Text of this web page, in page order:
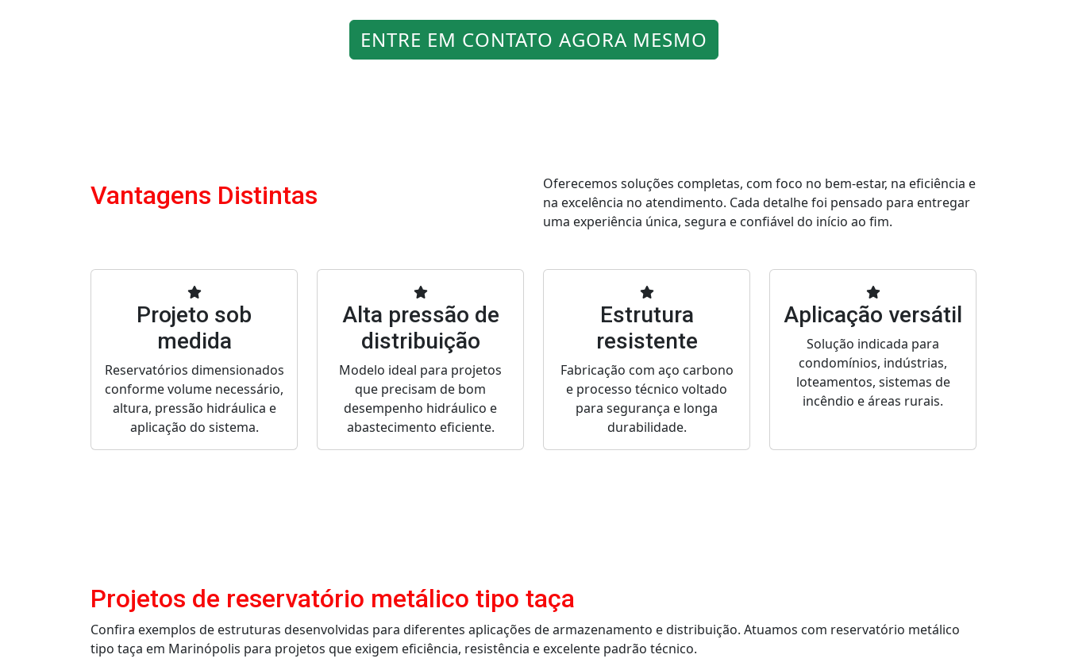
ENTRE EM CONTATO AGORA MESMO
Vantagens Distintas
Oferecemos soluções completas, com foco no bem-estar, na eficiência e
na excelência no atendimento. Cada detalhe foi pensado para entregar
uma experiência única, segura e confiável do início ao fim.
Projeto sob
medida
Reservatórios dimensionados
conforme volume necessário,
altura, pressão hidráulica e
aplicação do sistema.
Alta pressão de
distribuição
Modelo ideal para projetos
que precisam de bom
desempenho hidráulico e
abastecimento eficiente.
Estrutura
resistente
Fabricação com aço carbono
e processo técnico voltado
para segurança e longa
durabilidade.
Aplicação versátil
Solução indicada para
condomínios, indústrias,
loteamentos, sistemas de
incêndio e áreas rurais.
Projetos de reservatório metálico tipo taça
Confira exemplos de estruturas desenvolvidas para diferentes aplicações de armazenamento e distribuição. Atuamos com reservatório metálico
tipo taça em Marinópolis para projetos que exigem eficiência, resistência e excelente padrão técnico.